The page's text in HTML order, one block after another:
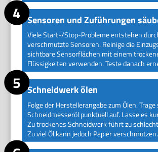
Sensoren und Zuführungen
Viele Start-/Stop-Probleme entstehen
verschmutzte Sensoren. Reinige die
sichtbare Sensorflächen mit einem
Flüssigkeiten verwenden. Teste danach
Schneidwerk ölen
Folge der Herstellerangabe zum Ölen. Trage
Schneidmesseröl punktuell auf. Lasse es
Zu trockenes Schneidwerk führt zu
Zu viel Öl kann jedoch Papier verschmutzen.